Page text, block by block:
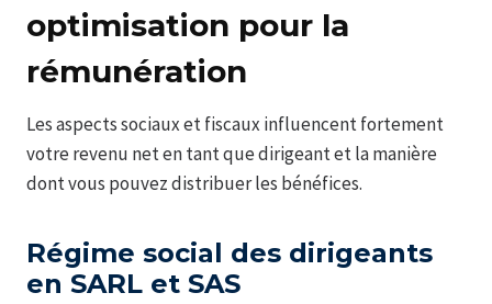
optimisation pour la
rémunération
Les aspects sociaux et fiscaux influencent fortement
votre revenu net en tant que dirigeant et la manière
dont vous pouvez distribuer les bénéfices.
Régime social des dirigeants
en SARL et SAS